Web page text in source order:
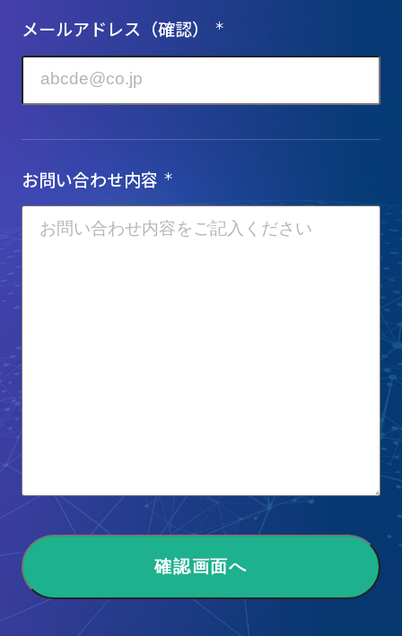
メールアドレス（確認） ＊
お問い合わせ内容 ＊